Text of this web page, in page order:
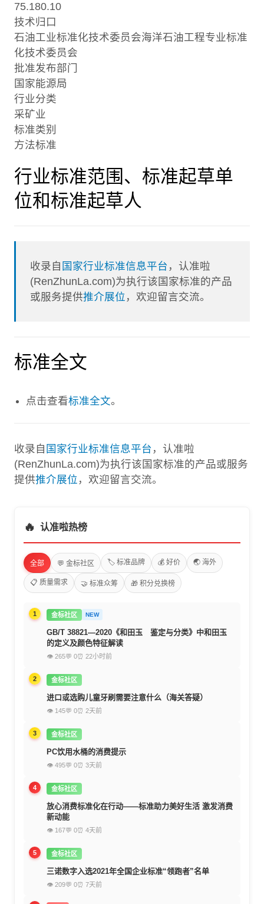
75.180.10
技术归口
石油工业标准化技术委员会海洋石油工程专业标准
化技术委员会
批准发布部门
国家能源局
行业分类
采矿业
标准类别
方法标准
行业标准范围、标准起草单
位和标准起草人
收录自 国家行业标准信息平台 ，认准啦
(RenZhunLa.com)为执行该国家标准的产品
或服务提供推介展位 ，欢迎留言交流。
标准全文
点击查看标准全文。
收录自 国家行业标准信息平台 ，认准啦
(RenZhunLa.com)为执行该国家标准的产品或服务
提供推介展位 ，欢迎留言交流。
🔥 认准啦热榜
全部 💬 金标社区 🏷️ 标准品牌 💰 好价 🌏 海外
📋 质量需求 🤝 标准众筹 🎁 积分兑换榜
1 金标社区 NEW
GB/T 38821—2020《和田玉 鉴定与分类》中和田玉
的定义及颜色特征解读
👁 265💬 0⏰ 22小时前
2 金标社区
进口或选购儿童牙刷需要注意什么（海关答疑）
👁 145💬 0⏰ 2天前
3 金标社区
PC饮用水桶的消费提示
👁 495💬 0⏰ 3天前
4 金标社区
放心消费标准化在行动——标准助力美好生活 激发消费
新动能
👁 167💬 0⏰ 4天前
5 金标社区
三诺数字入选2021年全国企业标准“领跑者”名单
👁 209💬 0⏰ 7天前